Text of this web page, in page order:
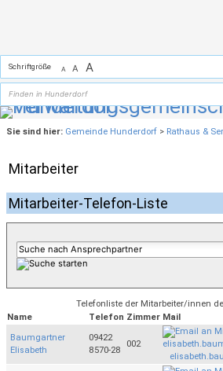
Schriftgröße A A A
Sie sind hier: Gemeinde Hunderdorf > Rathaus &
Mitarbeiter
Mitarbeiter-Telefon-Liste
Telefonliste der Mitarbeiter/innen
Name
Telefon Zimmer Mail
Baumgartner
Elisabeth
09422
8570-28
002